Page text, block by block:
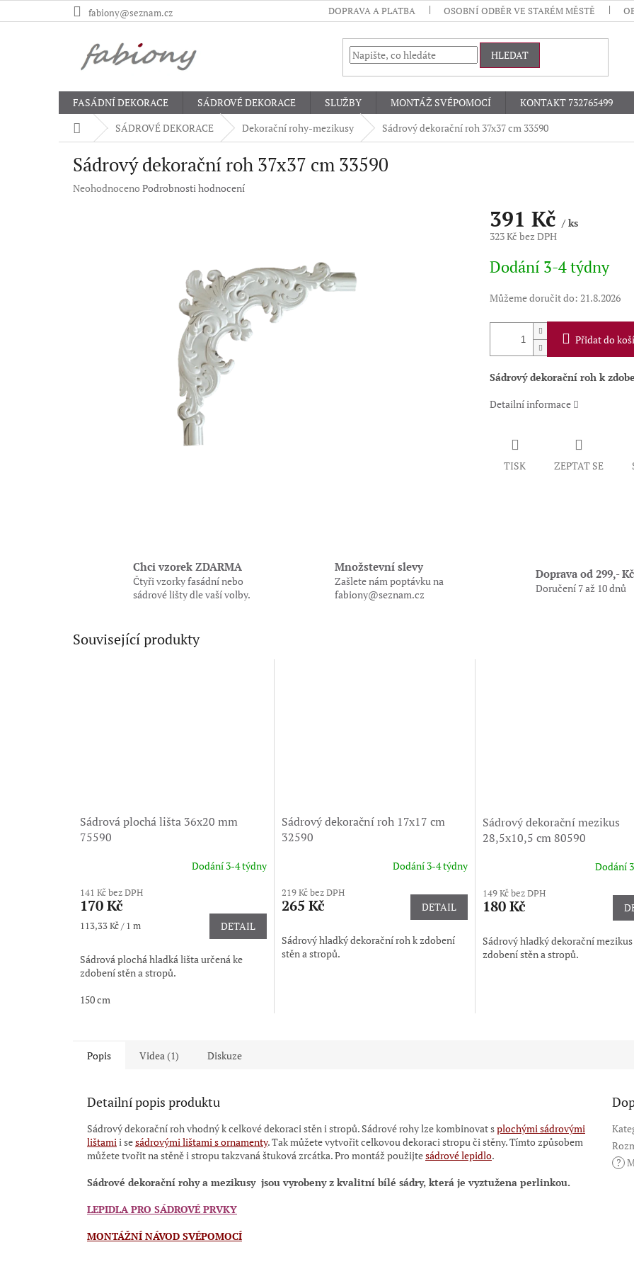
na
fabiony@seznam.cz DOPRAVA A PLATBA OSOBNÍ ODBĚR VE STARÉM MĚSTĚ
HLEDAT
FASÁDNÍ DEKORACE SÁDROVÉ DEKORACE SLUŽBY MONTÁŽ SVÉPOMOCÍ
KONTAKT 732765499
Domů SÁDROVÉ DEKORACE Dekorační rohy-mezikusy Sádrový dekorační roh 37x37 cm 33590
Sádrový dekorační roh 37x37 cm 33590
Průměrné
Neohodnoceno Podrobnosti hodnocení
391 Kč/ ks
323 Kč bez DPH
cena:
Dodání 3-4 týdny
Můžeme doručit do: 21.8.2026
Přidat do
Sádrový dekorační roh k
Detailní informace
TISK ZEPTAT SE
Chci vzorek ZDARMA
Čtyři vzorky fasádní nebo
sádrové lišty dle vaší volby.
Množstevní slevy
Zašlete nám poptávku na
fabiony@seznam.cz
Doprava od 299,- Kč
Doručení 7 až 10 dnů
Související produkty
Sádrová plochá lišta 36x20 mm
75590
Dodání 3-4 týdny
141 Kč bez DPH
170 Kč
Měrná
113,33 Kč / 1 m DETAIL
Sádrová plochá hladká lišta určená ke
zdobení stěn a stropů.
150 cm
Sádrový dekorační roh 17x17 cm
32590
Dodání 3-4 týdny
219 Kč bez DPH
265 Kč DETAIL
Sádrový hladký dekorační roh k zdobení
stěn a stropů.
Sádrový dekorační mezikus
28,5x10,5 cm 80590
Dodání
149 Kč bez DPH
180 Kč
Sádrový hladký dekorační
zdobení stěn a stropů.
Popis Videa (1) Diskuze
Detailní popis produktu
Sádrový dekorační roh vhodný k celkové dekoraci stěn i stropů. Sádrové rohy lze kombinovat splochými sádrovými
lištamii sesádrovými lištami s ornamenty.Tak můžete vytvořit celkovou dekoraci stropu či stěny. Tímto způsobem
můžete tvořit na stěně i stropu takzvaná štuková zrcátka. Pro montáž použijtesádrové lepidlo.
Sádrové dekorační rohy a mezikusy jsou vyrobeny z kvalitní bílé sádry, která je vyztužena perlinkou.
LEPIDLA PRO SÁDROVÉ PRVKY
MONTÁŽNÍ NÁVOD SVÉPOMOCÍ
?